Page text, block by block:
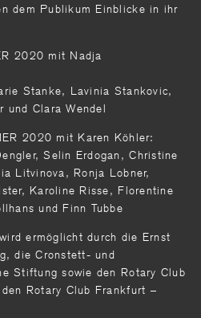
dem Publikum Einblicke in ihr
2020 mit Nadja
Stanke, Lavinia Stankovic,
und Clara Wendel
2020 mit Karen Köhler:
Selin Erdogan, Christine
Litvinova, Ronja Lobner,
Karoline Risse, Florentine
und Finn Tubbe
ermöglicht durch die Ernst
die Cronstett- und
Stiftung sowie den Rotary Club
Rotary Club Frankfurt –